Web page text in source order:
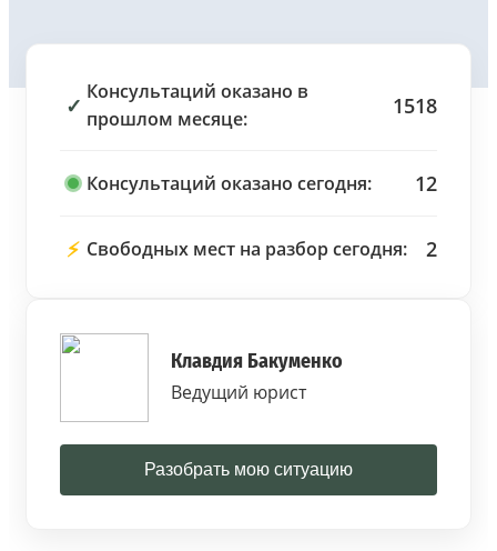
✓
Консультаций оказано в
прошлом месяце:
1518
Консультаций оказано сегодня: 12
⚡ Свободных мест на разбор сегодня: 2
Клавдия Бакуменко
Ведущий юрист
Разобрать мою ситуацию